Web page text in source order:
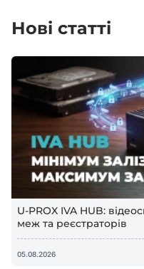
Нові статті
U-PROX IVA HUB:
меж та реєстраторів
05.08.2026